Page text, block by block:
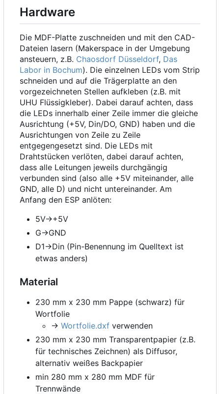
Hardware
Die MDF-Platte zuschneiden und mit den CAD-
Dateien lasern (Makerspace in der Umgebung
ansteuern, z.B. Chaosdorf Düsseldorf, Das
Labor in Bochum). Die einzelnen LEDs vom Strip
schneiden und auf die Trägerplatte an den
vorgezeichneten Stellen aufkleben (z.B. mit
UHU Flüssigkleber). Dabei darauf achten, dass
die LEDs innerhalb einer Zeile immer die gleiche
Ausrichtung (+5V, Din/DO, GND) haben und die
Ausrichtungen von Zeile zu Zeile
entgegengesetzt sind. Die LEDs mit
Drahtstücken verlöten, dabei darauf achten,
dass alle Leitungen jeweils durchgängig
verbunden sind (also alle +5V miteinander, alle
GND, alle D) und nicht untereinander. Am
Anfang den ESP anlöten:
5V->+5V
G->GND
D1->Din (Pin-Benennung im Quelltext ist
etwas anders)
Material
230 mm x 230 mm Pappe (schwarz) für
Wortfolie
-> Wortfolie.dxf verwenden
230 mm x 230 mm Transparentpapier (z.B.
für technisches Zeichnen) als Diffusor,
alternativ weißes Backpapier
min 280 mm x 280 mm MDF für
Trennwände